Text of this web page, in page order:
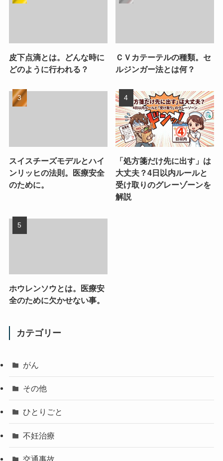
皮下点滴とは。どんな時に
どのように行われる？
ＣＶカテーテルの種類。セ
ルジンガー法とは何？
スイスチーズモデルとハイ
ンリッヒの法則。医療安全
のために。
「処方箋だけ先に出す」は
大丈夫？4日以内ルールと
受け取りのグレーゾーンを
解説
ホウレンソウとは。医療安
全のために欠かせない事。
カテゴリー
がん
その他
ひとりごと
不妊治療
交通事故